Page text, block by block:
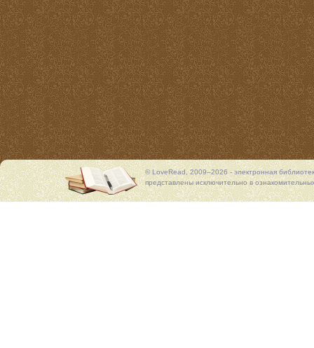
© LoveRead, 2009–2026 - электронная
представлены исключительно в